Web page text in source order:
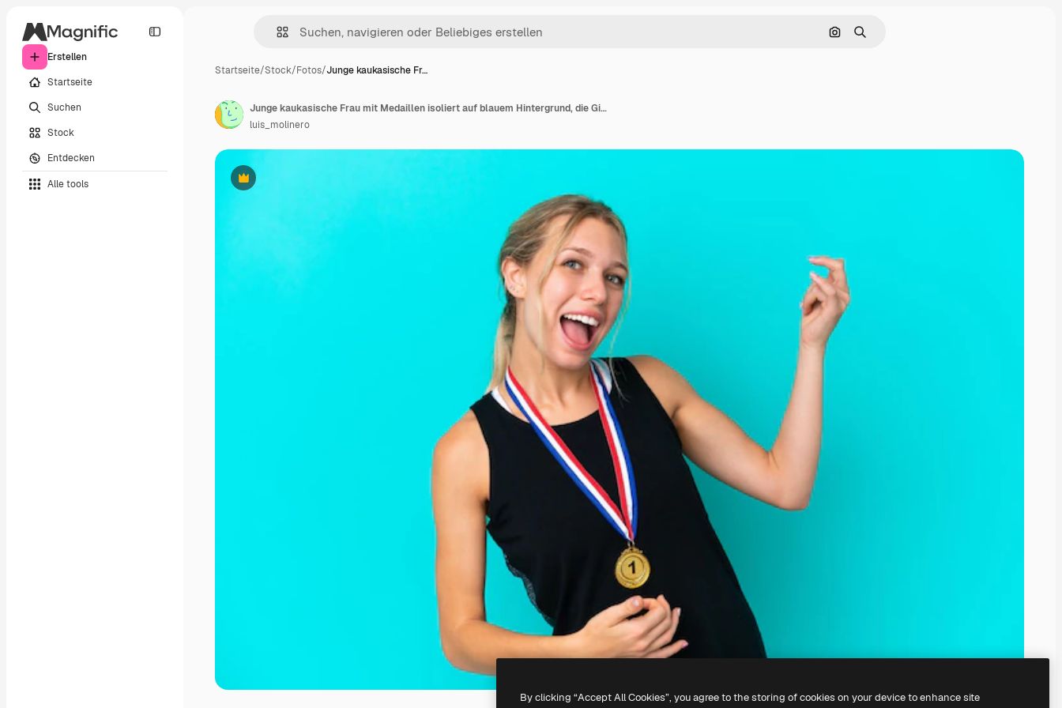
Erstellen
Startseite
Suchen
Stock
Entdecken
Alle tools
Nach Bild suchen
Suchen
Startseite/Stock/Fotos/Junge kaukasische Fr…
Premium
Junge kaukasische Frau mit Medaillen isoliert auf blauem Hintergrund, die Gitarrengeste macht
luis_molinero
By clicking “Accept All Cookies”, you agree to the storing of cookies on your device to enhance site